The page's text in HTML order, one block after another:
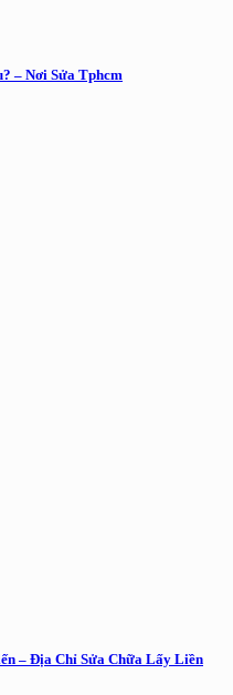
– Nơi Sửa Tphcm
– Địa Chỉ Sửa Chữa Lấy Liền